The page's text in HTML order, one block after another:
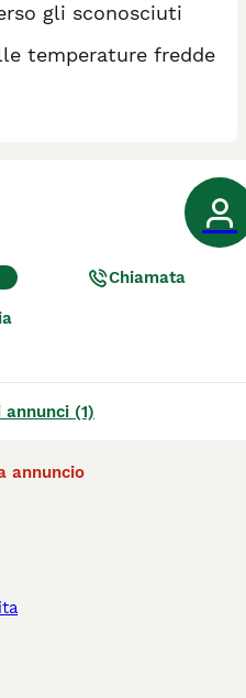
gli sconosciuti
temperature fredde
Chiamata
(1)
annuncio